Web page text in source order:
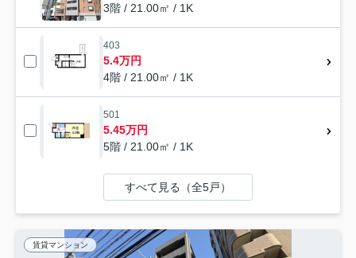
3階 / 21.00㎡ / 1K
403
5.4万円
4階 / 21.00㎡ / 1K
501
5.45万円
5階 / 21.00㎡ / 1K
すべて見る（全5戸）
賃貸マンション